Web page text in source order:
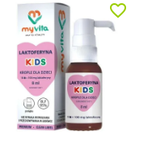
favorite_border